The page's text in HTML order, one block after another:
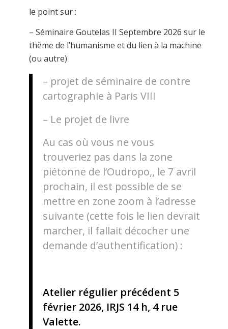
le point sur :
– Séminaire Goutelas II Septembre 2026 sur le
thème de l’humanisme et du lien à la machine
(ou autre)
– projet de séminaire de contre
cartographie à Paris VIII
– Le projet de livre
Au cas où vous ne vous
trouveriez pas dans la zone
piétonne de l’Oudropo,, le 7 avril
prochain, il est possible de se
mettre en zone zoom à l’adresse
suivante (cette fois le lien devrait
marcher, il fallait décocher une
demande d’authentification) :
Atelier régulier précédent 5
février 2026, IRJS 14 h, 4 rue
Valette.